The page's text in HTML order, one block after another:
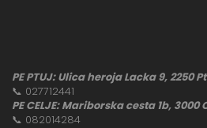
PE PTUJ: Ulica heroja Lacka 9, 2250
📞 027712441
PE CELJE: Mariborska cesta 1b, 3000
📞 082014284